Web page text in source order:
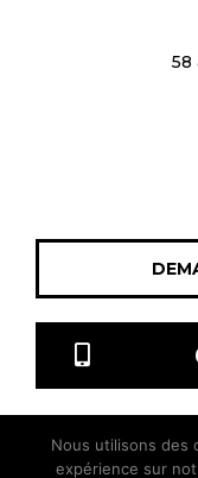
58
TRS Services © 2021
Nous utilisons des
expérience sur